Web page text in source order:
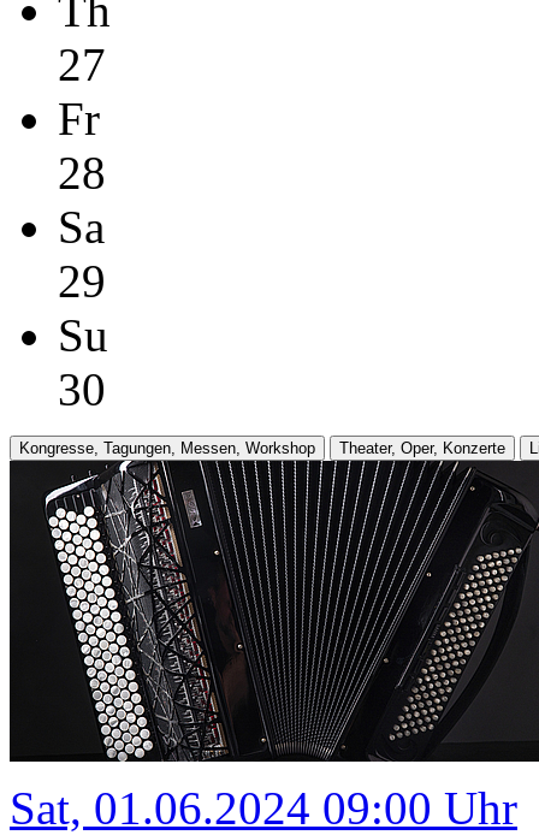
27
Fr
28
Sa
29
Su
30
Kongresse, Tagungen, Messen, Workshop Theater, Oper, Konzerte
Sat, 01.06.2024 09:00 Uhr